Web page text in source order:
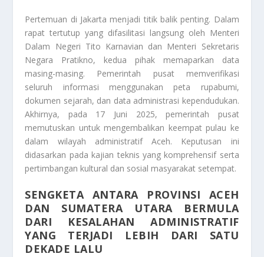
Pertemuan di Jakarta menjadi titik balik penting. Dalam
rapat tertutup yang difasilitasi langsung oleh Menteri
Dalam Negeri Tito Karnavian dan Menteri Sekretaris
Negara Pratikno, kedua pihak memaparkan data
masing-masing. Pemerintah pusat memverifikasi
seluruh informasi menggunakan peta rupabumi,
dokumen sejarah, dan data administrasi kependudukan.
Akhirnya, pada 17 Juni 2025, pemerintah pusat
memutuskan untuk mengembalikan keempat pulau ke
dalam wilayah administratif Aceh. Keputusan ini
didasarkan pada kajian teknis yang komprehensif serta
pertimbangan kultural dan sosial masyarakat setempat.
SENGKETA ANTARA PROVINSI ACEH
DAN SUMATERA UTARA BERMULA
DARI KESALAHAN ADMINISTRATIF
YANG TERJADI LEBIH DARI SATU
DEKADE LALU